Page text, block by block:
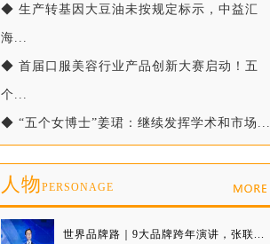
◆ 生产转基因大豆油未按规定标示，中益汇
海...
◆ 首届口服美容行业产品创新大赛启动！五
个...
◆ “五个女博士”姜珺：继续发挥学术和市场...
人物PERSONAGE
世界品牌路｜9大品牌跨年演讲，张联...